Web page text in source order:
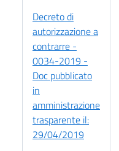
Decreto di
autorizzazione a
contrarre -
0034-2019 -
Doc pubblicato
in
amministrazione
trasparente il:
29/04/2019